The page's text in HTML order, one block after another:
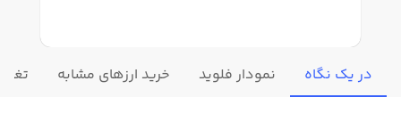
در یک نگاه نمودار فلوید خرید ارزهای مشابه